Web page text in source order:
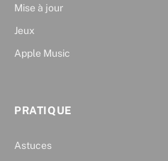
Mise à jour
Jeux
Apple Music
PRATIQUE
Astuces